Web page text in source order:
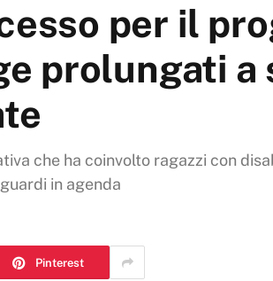
per il
prolungati a
che ha coinvolto ragazzi con
in agenda
Pinterest